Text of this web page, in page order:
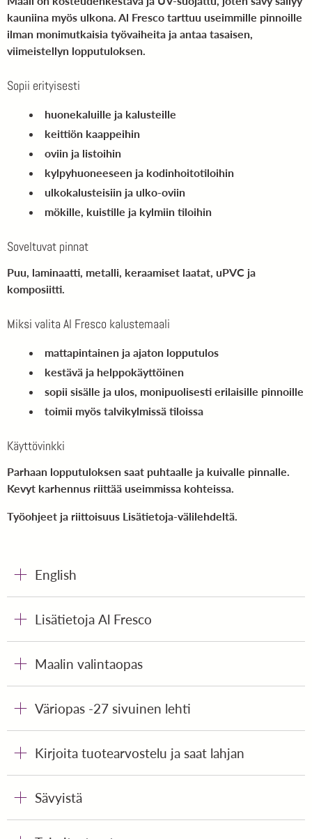
kauniina myös ulkona. Al Fresco tarttuu useimmille pinnoille
ilman monimutkaisia työvaiheita ja antaa tasaisen,
viimeistellyn lopputuloksen.
Sopii erityisesti
huonekaluille ja kalusteille
keittiön kaappeihin
oviin ja listoihin
kylpyhuoneeseen ja kodinhoitotiloihin
ulkokalusteisiin ja ulko-oviin
mökille, kuistille ja kylmiin tiloihin
Soveltuvat pinnat
Puu, laminaatti, metalli, keraamiset laatat, uPVC ja
komposiitti.
Miksi valita Al Fresco kalustemaali
mattapintainen ja ajaton lopputulos
kestävä ja helppokäyttöinen
sopii sisälle ja ulos, monipuolisesti erilaisille pinnoille
toimii myös talvikylmissä tiloissa
Käyttövinkki
Parhaan lopputuloksen saat puhtaalle ja kuivalle pinnalle.
Kevyt karhennus riittää useimmissa kohteissa.
Työohjeet ja riittoisuus Lisätietoja-välilehdeltä.
English
Lisätietoja Al Fresco
Maalin valintaopas
Väriopas -27 sivuinen lehti
Kirjoita tuotearvostelu ja saat lahjan
Sävyistä